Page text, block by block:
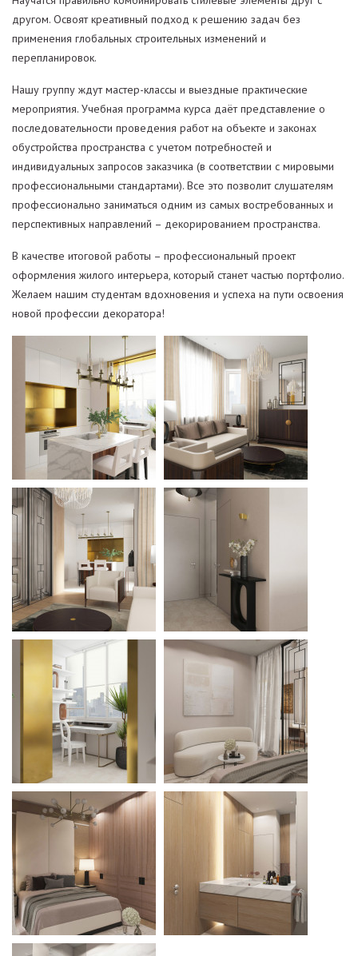
другом. Освоят креативный подход к решению задач без
применения глобальных строительных изменений и
перепланировок.
Нашу группу ждут мастер-классы и выездные практические
мероприятия. Учебная программа курса даёт представление о
последовательности проведения работ на объекте и законах
обустройства пространства с учетом потребностей и
индивидуальных запросов заказчика (в соответствии с мировыми
профессиональными стандартами). Все это позволит слушателям
профессионально заниматься одним из самых востребованных и
перспективных направлений – декорированием пространства.
В качестве итоговой работы – профессиональный проект
оформления жилого интерьера, который станет частью портфолио.
Желаем нашим студентам вдохновения и успеха на пути освоения
новой профессии декоратора!